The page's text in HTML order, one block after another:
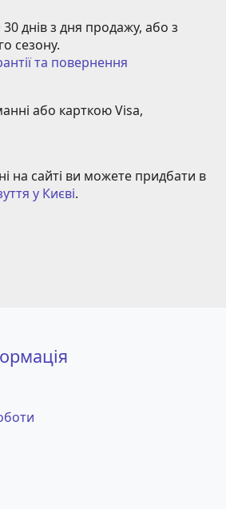
днів з дня продажу, або з
сезону.
та повернення
або карткою Visa,
на сайті ви можете придбати в
у Києві.